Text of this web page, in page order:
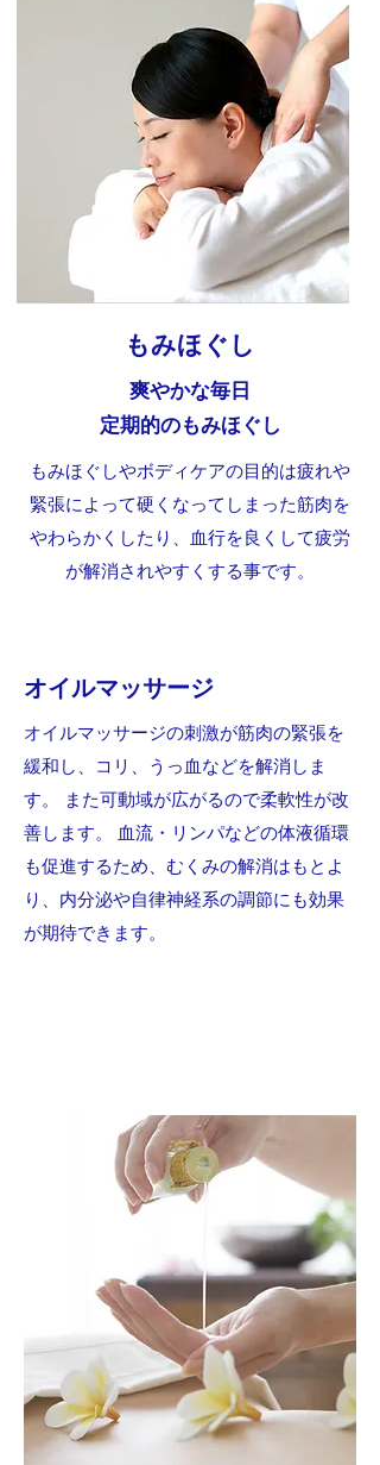
もみほぐし
爽やかな毎日
定期的のもみほぐし
もみほぐしやボディケアの目的は疲れや
緊張によって硬くなってしまった筋肉を
やわらかくしたり、血行を良くして疲労
が解消されやすくする事です。
オイルマッサージ
オイルマッサージの刺激が筋肉の緊張を
緩和し、コリ、うっ血などを解消しま
す。 また可動域が広がるので柔軟性が改
善します。 血流・リンパなどの体液循環
も促進するため、むくみの解消はもとよ
り、内分泌や自律神経系の調節にも効果
が期待できます。